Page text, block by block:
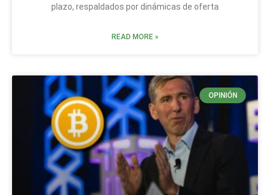
plazo, respaldados por dinámicas de oferta
READ MORE »
OPINIÓN